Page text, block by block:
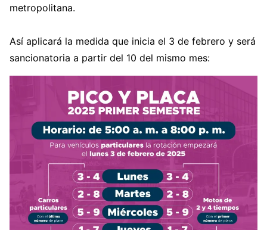
metropolitana.
Así aplicará la medida que inicia el 3 de febrero y será
sancionatoria a partir del 10 del mismo mes: